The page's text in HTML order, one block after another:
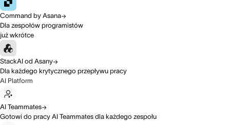
Command by Asana
Dla zespołów programistów
już wkrótce
StackAI od Asany
Dla każdego krytycznego przepływu pracy
AI Platform
AI Teammates
Gotowi do pracy AI Teammates dla każdego zespołu